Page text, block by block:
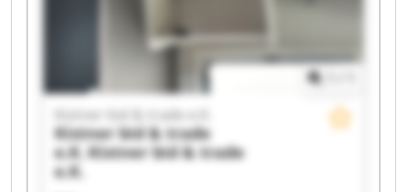
Kistner bid & trade e.K.
Kistner bid & trade
e.K. Kistner bid & trade
e.K.